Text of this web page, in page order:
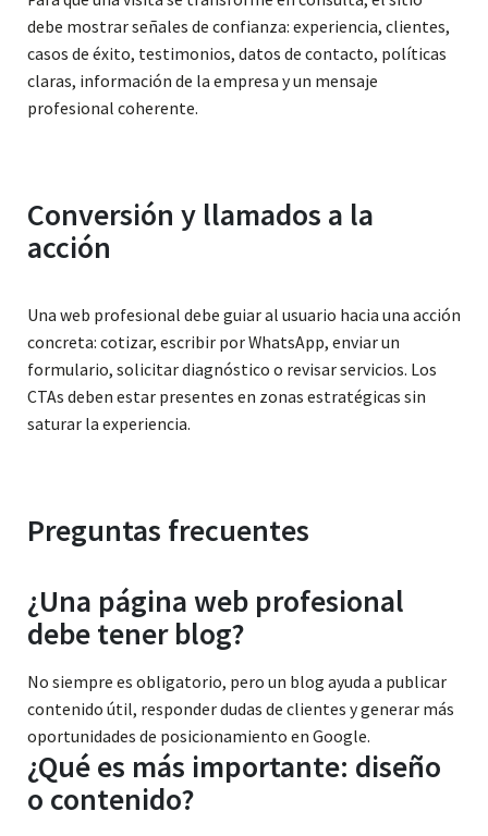
debe mostrar señales de confianza: experiencia, clientes,
casos de éxito, testimonios, datos de contacto, políticas
claras, información de la empresa y un mensaje
profesional coherente.
Conversión y llamados a la
acción
Una web profesional debe guiar al usuario hacia una acción
concreta: cotizar, escribir por WhatsApp, enviar un
formulario, solicitar diagnóstico o revisar servicios. Los
CTAs deben estar presentes en zonas estratégicas sin
saturar la experiencia.
Preguntas frecuentes
¿Una página web profesional
debe tener blog?
No siempre es obligatorio, pero un blog ayuda a publicar
contenido útil, responder dudas de clientes y generar más
oportunidades de posicionamiento en Google.
¿Qué es más importante: diseño
o contenido?